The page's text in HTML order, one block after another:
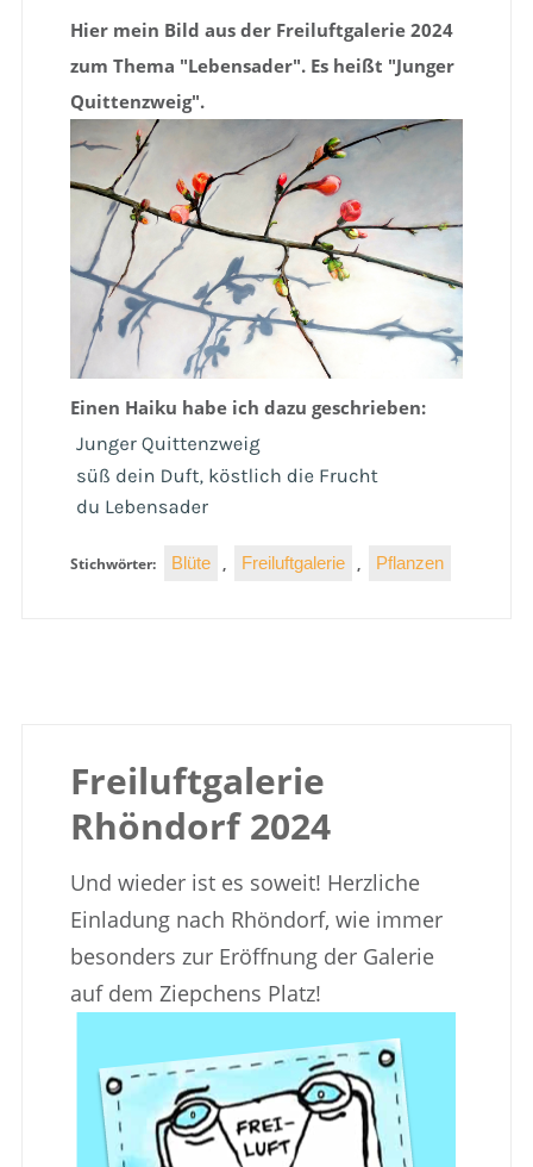
Hier mein Bild aus der Freiluftgalerie 2024
zum Thema "Lebensader".Es heißt "Junger
Quittenzweig".
Einen Haiku habe ich dazu geschrieben:
Stichwörter: Blüte , Freiluftgalerie , Pflanzen
Freiluftgalerie
Rhöndorf 2024
Und wieder ist es soweit! Herzliche
Einladung nach Rhöndorf, wie immer
besonders zur Eröffnung der Galerie
auf dem Ziepchens Platz!